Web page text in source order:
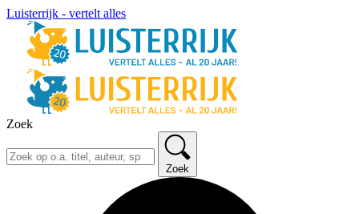
Luisterrijk - vertelt alles
Zoek
Zoek